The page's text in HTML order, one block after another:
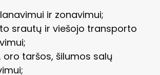
ir zonavimui;
srautų ir viešojo transporto
oro taršos, šilumos salų